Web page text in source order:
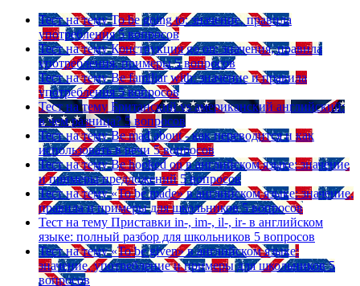
Тест на тему To be going to: значение, правила
употребления 5 вопросов
Тест на тему Конструкция go on: значения, правила
употребления, примеры 5 вопросов
Тест на тему Be familiar with: значение и правила
употребления 5 вопросов
Тест на тему Британский vs американский английский:
в чем разница? 5 вопросов
Тест на тему Be mad about - как переводится и как
использовать в речи 5 вопросов
Тест на тему Be hooked on в английском языке: значение
и примеры предложений 5 вопросов
Тест на тему «To be made» в английском языке: значение,
правила и примеры для школьников 5 вопросов
Тест на тему Приставки in-, im-, il-, ir- в английском
языке: полный разбор для школьников 5 вопросов
Тест на тему «To be given» в английском языке:
значение, употребление и примеры для школьников 5
вопросов